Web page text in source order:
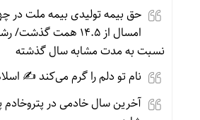
حق بیمه تولیدی بیمه ملت در
نسبت به مدت مشابه سال گذشته
نام تو دلم را گرم می‌کند ✍️
آخرین سال خادمی در پتروخادم